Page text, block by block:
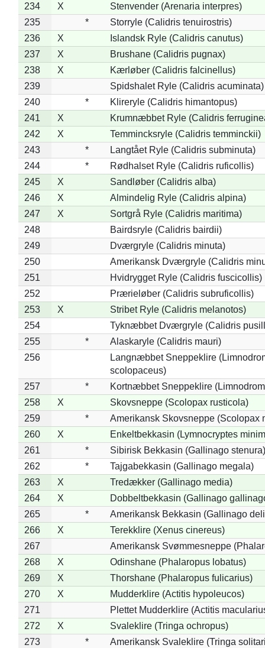
234 X
Stenvender (Arenaria interpres)
235
*
Storryle (Calidris tenuirostris)
236
X
Islandsk Ryle (Calidris canutus)
237
X
Brushane (Calidris pugnax)
238
X
Kærløber (Calidris falcinellus)
239
Spidshalet Ryle (Calidris acuminata)
240
*
Klireryle (Calidris himantopus)
241
X
Krumnæbbet Ryle (Calidris
242
X
Temmincksryle (Calidris temminckii)
243
*
Langtået Ryle (Calidris subminuta)
244
*
Rødhalset Ryle (Calidris ruficollis)
245
X
Sandløber (Calidris alba)
246
X
Almindelig Ryle (Calidris alpina)
247
X
Sortgrå Ryle (Calidris maritima)
248
Bairdsryle (Calidris bairdii)
249
Dværgryle (Calidris minuta)
250
Amerikansk Dværgryle (Calidris
251
Hvidrygget Ryle (Calidris fuscicollis)
252
Prærieløber (Calidris subruficollis)
253
X
Stribet Ryle (Calidris melanotos)
254
Tyknæbbet Dværgryle (Calidris
255
*
Alaskaryle (Calidris mauri)
256
Langnæbbet Sneppeklire
scolopaceus)
257
*
Kortnæbbet Sneppeklire
258
X
Skovsneppe (Scolopax rusticola)
259
*
Amerikansk Skovsneppe (Scolopax
260
X
Enkeltbekkasin (Lymnocryptes
261
*
Sibirisk Bekkasin (Gallinago stenura)
262
*
Tajgabekkasin (Gallinago megala)
263
X
Tredækker (Gallinago media)
264
X
Dobbeltbekkasin (Gallinago
265
*
Amerikansk Bekkasin (Gallinago
266
X
Terekklire (Xenus cinereus)
267
Amerikansk Svømmesneppe
268
X
Odinshane (Phalaropus lobatus)
269
X
Thorshane (Phalaropus fulicarius)
270
X
Mudderklire (Actitis hypoleucos)
271
Plettet Mudderklire (Actitis
272
X
Svaleklire (Tringa ochropus)
273
*
Amerikansk Svaleklire (Tringa